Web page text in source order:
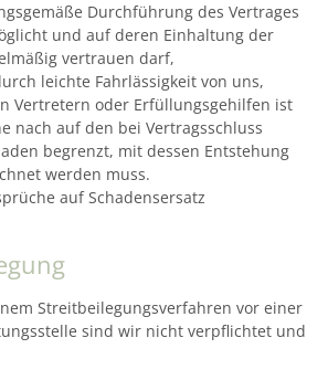
Durchführung des Vertrages
und auf deren Einhaltung der
vertrauen darf,
leichte Fahrlässigkeit von uns,
Vertretern oder Erfüllungsgehilfen ist
nach auf den bei Vertragsschluss
begrenzt, mit dessen Entstehung
werden muss.
auf Schadensersatz
Streitbeilegungsverfahren vor einer
sind wir nicht verpflichtet und